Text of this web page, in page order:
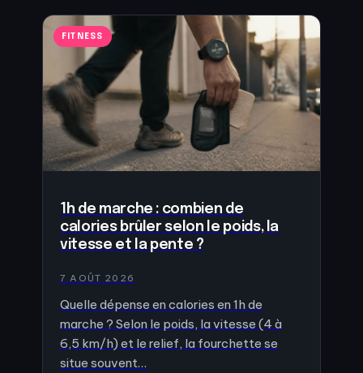
FITNESS
1h de marche : combien de
calories brûler selon le poids, la
vitesse et la pente ?
7 AOÛT 2026
Quelle dépense en calories en 1h de
marche ? Selon le poids, la vitesse (4 à
6,5 km/h) et le relief, la fourchette se
situe souvent…